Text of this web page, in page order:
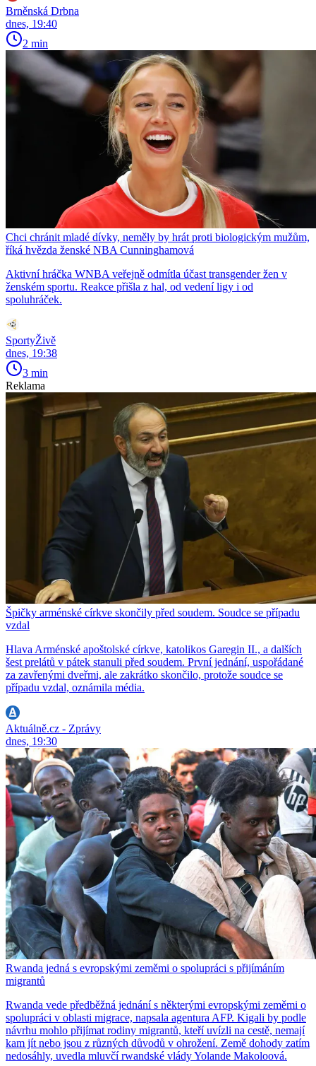
Brněnská Drbna
dnes, 19:40
2 min
Chci chránit mladé dívky, neměly by hrát proti biologickým mužům,
říká hvězda ženské NBA Cunninghamová
Aktivní hráčka WNBA veřejně odmítla účast transgender žen v
ženském sportu. Reakce přišla z hal, od vedení ligy i od
spoluhráček.
SportyŽivě
dnes, 19:38
3 min
Reklama
Špičky arménské církve skončily před soudem. Soudce se případu
vzdal
Hlava Arménské apoštolské církve, katolikos Garegin II., a dalších
šest prelátů v pátek stanuli před soudem. První jednání, uspořádané
za zavřenými dveřmi, ale zakrátko skončilo, protože soudce se
případu vzdal, oznámila média.
Aktuálně.cz - Zprávy
dnes, 19:30
Rwanda jedná s evropskými zeměmi o spolupráci s přijímáním
migrantů
Rwanda vede předběžná jednání s některými evropskými zeměmi o
spolupráci v oblasti migrace, napsala agentura AFP. Kigali by podle
návrhu mohlo přijímat rodiny migrantů, kteří uvízli na cestě, nemají
kam jít nebo jsou z různých důvodů v ohrožení. Země dohody zatím
nedosáhly, uvedla mluvčí rwandské vlády Yolande Makoloová.